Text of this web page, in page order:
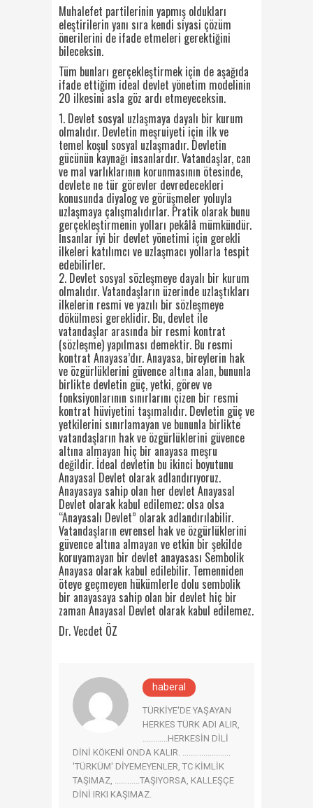
Muhalefet partilerinin yapmış oldukları
eleştirilerin yanı sıra kendi siyasi çözüm
önerilerini de ifade etmeleri gerektiğini
bileceksin.
Tüm bunları gerçekleştirmek için de aşağıda
ifade ettiğim ideal devlet yönetim modelinin
20 ilkesini asla göz ardı etmeyeceksin.
1. Devlet sosyal uzlaşmaya dayalı bir kurum
olmalıdır. Devletin meşruiyeti için ilk ve
temel koşul sosyal uzlaşmadır. Devletin
gücünün kaynağı insanlardır. Vatandaşlar, can
ve mal varlıklarının korunmasının ötesinde,
devlete ne tür görevler devredecekleri
konusunda diyalog ve görüşmeler yoluyla
uzlaşmaya çalışmalıdırlar. Pratik olarak bunu
gerçekleştirmenin yolları pekâlâ mümkündür.
İnsanlar iyi bir devlet yönetimi için gerekli
ilkeleri katılımcı ve uzlaşmacı yollarla tespit
edebilirler.
2. Devlet sosyal sözleşmeye dayalı bir kurum
olmalıdır. Vatandaşların üzerinde uzlaştıkları
ilkelerin resmi ve yazılı bir sözleşmeye
dökülmesi gereklidir. Bu, devlet ile
vatandaşlar arasında bir resmi kontrat
(sözleşme) yapılması demektir. Bu resmi
kontrat Anayasa’dır. Anayasa, bireylerin hak
ve özgürlüklerini güvence altına alan, bununla
birlikte devletin güç, yetki, görev ve
fonksiyonlarının sınırlarını çizen bir resmi
kontrat hüviyetini taşımalıdır. Devletin güç ve
yetkilerini sınırlamayan ve bununla birlikte
vatandaşların hak ve özgürlüklerini güvence
altına almayan hiç bir anayasa meşru
değildir. İdeal devletin bu ikinci boyutunu
Anayasal Devlet olarak adlandırıyoruz.
Anayasaya sahip olan her devlet Anayasal
Devlet olarak kabul edilemez; olsa olsa
“Anayasalı Devlet” olarak adlandırılabilir.
Vatandaşların evrensel hak ve özgürlüklerini
güvence altına almayan ve etkin bir şekilde
koruyamayan bir devlet anayasası Sembolik
Anayasa olarak kabul edilebilir. Temenniden
öteye geçmeyen hükümlerle dolu sembolik
bir anayasaya sahip olan bir devlet hiç bir
zaman Anayasal Devlet olarak kabul edilemez.
Dr. Vecdet ÖZ
haberal
TÜRKİYE'DE YAŞAYAN
HERKES TÜRK ADI ALIR,
............HERKESİN DİLİ
DİNİ KÖKENİ ONDA KALIR. .......................
'TÜRKÜM' DİYEMEYENLER, TC KİMLİK
TAŞIMAZ, ............TAŞIYORSA, KALLEŞÇE
DİNİ IRKI KAŞIMAZ.